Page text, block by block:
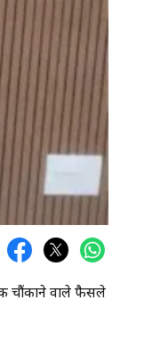
चौंकाने वाले फैसले